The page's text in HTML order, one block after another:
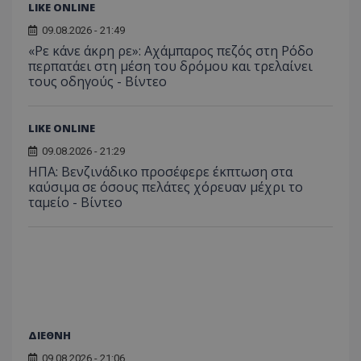
LIKE ONLINE
09.08.2026 - 21:49
«Ρε κάνε άκρη ρε»: Αχάμπαρος πεζός στη Ρόδο
περπατάει στη μέση του δρόμου και τρελαίνει
τους οδηγούς - Βίντεο
LIKE ONLINE
09.08.2026 - 21:29
ΗΠΑ: Βενζινάδικο προσέφερε έκπτωση στα
καύσιμα σε όσους πελάτες χόρευαν μέχρι το
ταμείο - Βίντεο
ΔΙΕΘΝΗ
09.08.2026 - 21:06